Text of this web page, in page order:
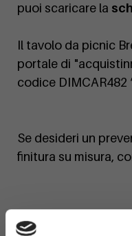
puoi scaricare la
Il tavolo da picnic
portale di
codice
Se desideri un
finitura su misura,